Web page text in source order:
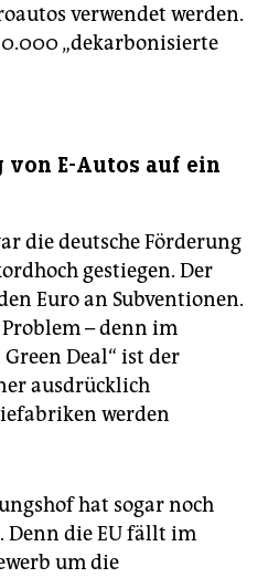
verwendet werden.
„dekarbonisierte
von E-Autos auf ein
die deutsche Förderung
gestiegen. Der
Euro an Subventionen.
– denn im
Deal“ ist der
ausdrücklich
werden
hat sogar noch
die EU fällt im
um die